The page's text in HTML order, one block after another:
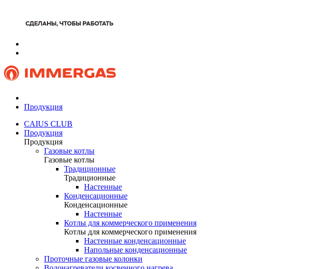
Продукция
CAIUS CLUB
Продукция
Продукция
Газовые котлы
Газовые котлы
Традиционные
Традиционные
Настенные
Конденсационные
Конденсационные
Настенные
Котлы для коммерческого применения
Котлы для коммерческого применения
Настенные конденсационные
Напольные конденсационные
Проточные газовые колонки